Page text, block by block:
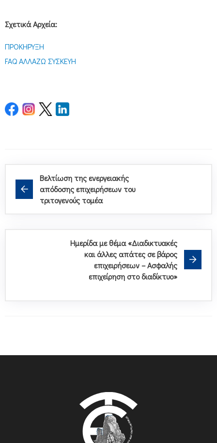
Σχετικά Αρχεία:
ΠΡΟΚΗΡΥΞΗ
FAQ ΑΛΛΑΖΩ ΣΥΣΚΕΥΗ
Βελτίωση της ενεργειακής
απόδοσης επιχειρήσεων του
τριτογενούς τομέα
Ημερίδα με θέμα «Διαδικτυακές
και άλλες απάτες σε βάρος
επιχειρήσεων – Ασφαλής
επιχείρηση στο διαδίκτυο»